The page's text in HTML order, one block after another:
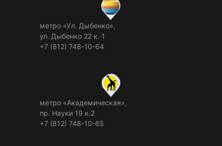
метро «Ул. Дыбенко»,
ул. Дыбенко 22 к. 1
+7 (812) 748-10-64
метро «Академическая»,
пр. Науки 19 к.2
+7 (812) 748-10-65